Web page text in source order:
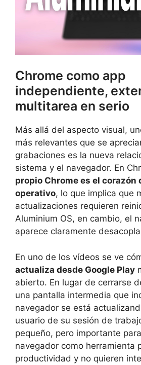
Chrome como app
independiente,
multitarea en serio
Más allá del aspecto visual,
más relevantes que se
grabaciones es la nueva
sistema y el navegador. En
propio Chrome es el corazón
operativo, lo que implica que
actualizaciones requieren
Aluminium OS, en cambio, el
aparece claramente
En uno de los vídeos se ve
actualiza desde Google Play
abierto. En lugar de cerrarse
una pantalla intermedia que
navegador se está
usuario de su sesión de
pequeño, pero importante
navegador como herramienta
productividad y no quieren